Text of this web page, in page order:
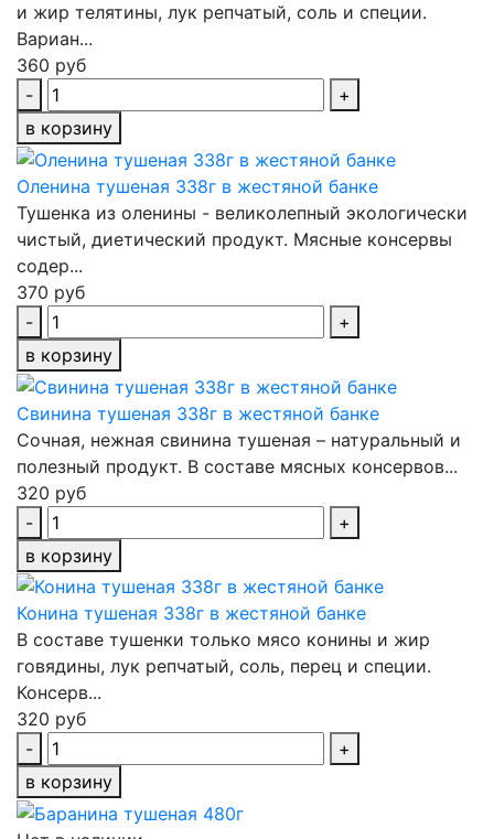
и жир телятины, лук репчатый, соль и специи.
Вариан...
360 руб
-
+
в корзину
Оленина тушеная 338г в жестяной банке
Тушенка из оленины - великолепный экологически
чистый, диетический продукт. Мясные консервы
содер...
370 руб
-
+
в корзину
Свинина тушеная 338г в жестяной банке
Сочная, нежная свинина тушеная – натуральный и
полезный продукт. В составе мясных консервов...
320 руб
-
+
в корзину
Конина тушеная 338г в жестяной банке
В составе тушенки только мясо конины и жир
говядины, лук репчатый, соль, перец и специи.
Консерв...
320 руб
-
+
в корзину